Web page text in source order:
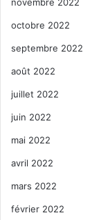
octobre 2022
septembre 2022
août 2022
juillet 2022
juin 2022
mai 2022
avril 2022
mars 2022
février 2022